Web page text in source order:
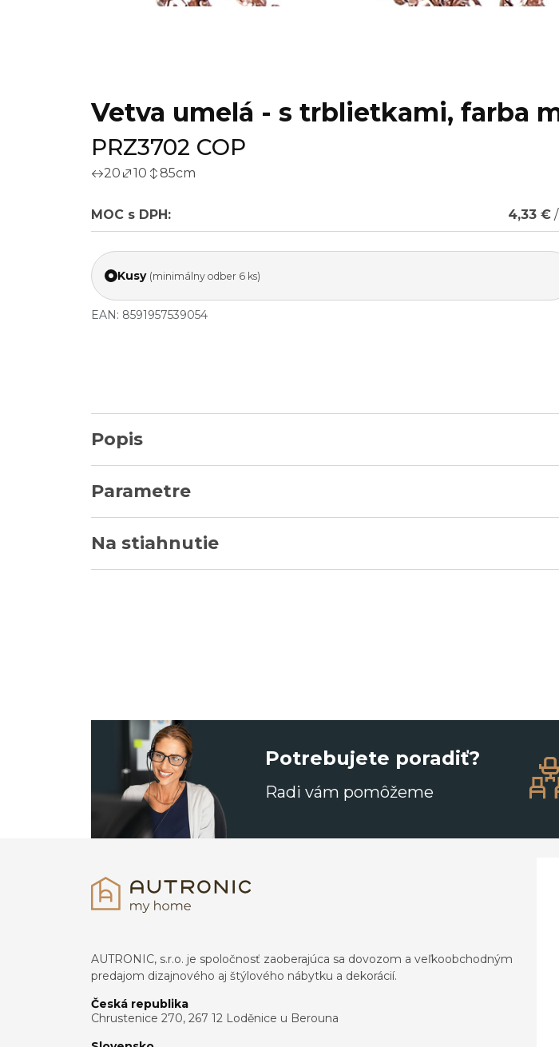
Vetva umelá - s trblietkami, farba
PRZ3702 COP
20 10 85cm
MOC s DPH: 4,33 €
Kusy (minimálny odber 6 ks)
EAN: 8591957539054
Popis
Parametre
Na stiahnutie
Potrebujete poradiť?
Radi vám pomôžeme
AUTRONIC, s.r.o. je spoločnosť zaoberajúca sa dovozom a veľkoobchodným
predajom dizajnového aj štýlového nábytku a dekorácií.
Česká republika
Chrustenice 270, 267 12 Loděnice u Berouna